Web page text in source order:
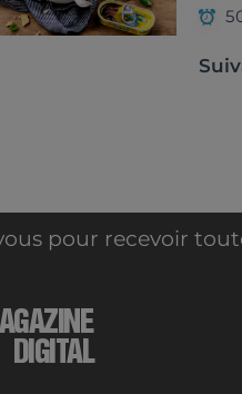
pour recevoir
DIGITAL